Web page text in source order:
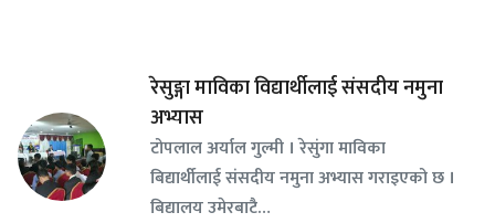
रेसुङ्गा माविका विद्यार्थीलाई संसदीय नमुना
अभ्यास
टोपलाल अर्याल गुल्मी । रेसुंगा माविका
बिद्यार्थीलाई संसदीय नमुना अभ्यास गराइएको छ ।
बिद्यालय उमेरबाटै…